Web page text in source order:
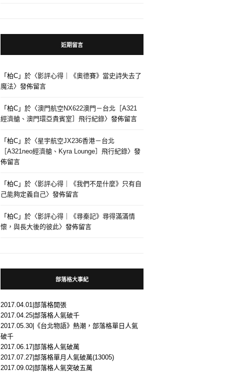
近期留言
「柏C 」於〈影評心得｜《奧德賽》當史詩失去了
魔法〉發佈留言
「柏C 」於〈澳門航空NX622澳門－台北［A321
經濟艙、澳門環亞貴賓室］飛行紀錄〉發佈留言
「柏C 」於〈星宇航空JX236香港－台北
［A321neo經濟艙、Kyra Lounge］飛行紀錄〉發
佈留言
「柏C 」於〈影評心得｜《我們不是什麼》只有自
己能夠定義自己〉發佈留言
「柏C 」於〈影評心得｜《尋秦記》尋得滿滿情
懷，與長大後的彼此〉發佈留言
部落格大事紀
2017.04.01|部落格開張
2017.04.25|部落格人氣破千
2017.05.30|《台北物語》熱潮，部落格單日人氣
破千
2017.06.17|部落格人氣破萬
2017.07.27|部落格單月人氣破萬(13005)
2017.09.02|部落格人氣突破五萬